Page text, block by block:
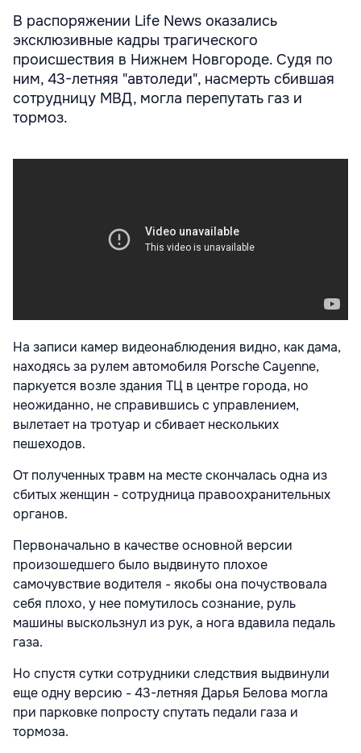
В распоряжении Life News оказались
эксклюзивные кадры трагического
происшествия в Нижнем Новгороде. Судя по
ним, 43-летняя "автоледи", насмерть сбившая
сотрудницу МВД, могла перепутать газ и
тормоз.
На записи камер видеонаблюдения видно, как дама,
находясь за рулем автомобиля Porsche Cayenne,
паркуется возле здания ТЦ в центре города, но
неожиданно, не справившись с управлением,
вылетает на тротуар и сбивает нескольких
пешеходов.
От полученных травм на месте скончалась одна из
сбитых женщин - сотрудница правоохранительных
органов.
Первоначально в качестве основной версии
произошедшего было выдвинуто плохое
самочувствие водителя - якобы она почуствовала
себя плохо, у нее помутилось сознание, руль
машины выскользнул из рук, а нога вдавила педаль
газа.
Но спустя сутки сотрудники следствия выдвинули
еще одну версию - 43-летняя Дарья Белова могла
при парковке попросту спутать педали газа и
тормоза.